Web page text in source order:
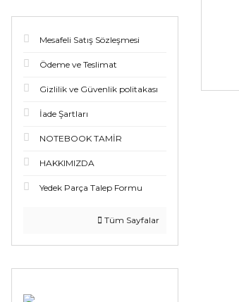
Mesafeli Satış Sözleşmesi
Ödeme ve Teslimat
Gizlilik ve Güvenlik politakası
İade Şartları
NOTEBOOK TAMİR
HAKKIMIZDA
Yedek Parça Talep Formu
Tüm Sayfalar